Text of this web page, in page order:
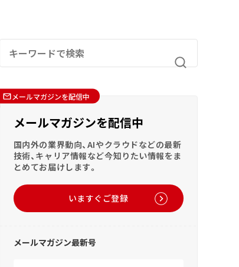
メールマガジンを配信中
メールマガジンを配信中
国内外の業界動向、AIやクラウドなどの最新
技術、キャリア情報など今知りたい情報をま
とめてお届けします。
いますぐご登録
メールマガジン最新号